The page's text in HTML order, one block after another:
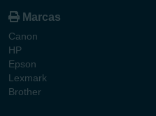
Marcas
Canon
HP
Epson
Lexmark
Brother